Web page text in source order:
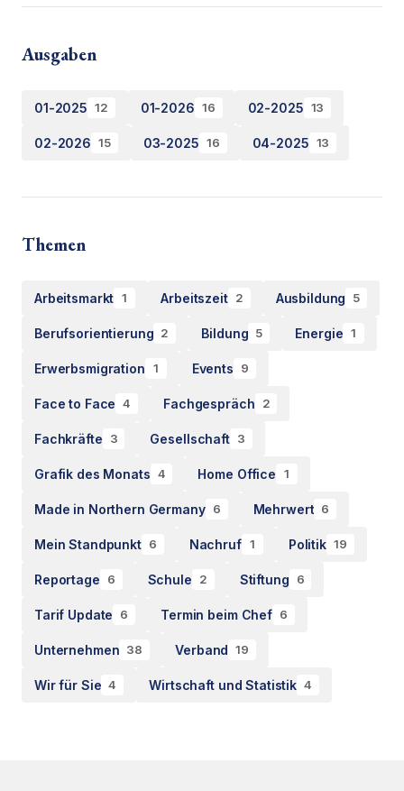
Ausgaben
01-2025 12 01-2026 16 02-2025 13
02-2026 15 03-2025 16 04-2025 13
Themen
Arbeitsmarkt 1 Arbeitszeit 2 Ausbildung 5
Berufsorientierung 2 Bildung 5 Energie 1
Erwerbsmigration 1 Events 9
Face to Face 4 Fachgespräch 2
Fachkräfte 3 Gesellschaft 3
Grafik des Monats 4 Home Office 1
Made in Northern Germany 6 Mehrwert 6
Mein Standpunkt 6 Nachruf 1 Politik 19
Reportage 6 Schule 2 Stiftung 6
Tarif Update 6 Termin beim Chef 6
Unternehmen 38 Verband 19
Wir für Sie 4 Wirtschaft und Statistik 4